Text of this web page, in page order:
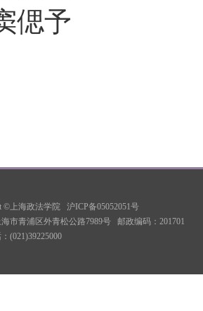
偲予
©上海政法学院 沪ICP备05052051号
市青浦区外青松公路7989号 邮政编码：201701
(021)39225000